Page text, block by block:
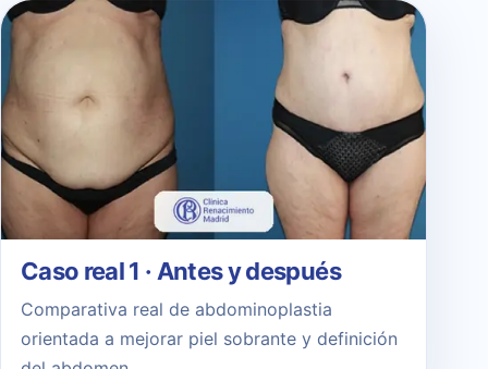
Caso real 1 · Antes y después
Comparativa real de abdominoplastia
orientada a mejorar piel sobrante y definición